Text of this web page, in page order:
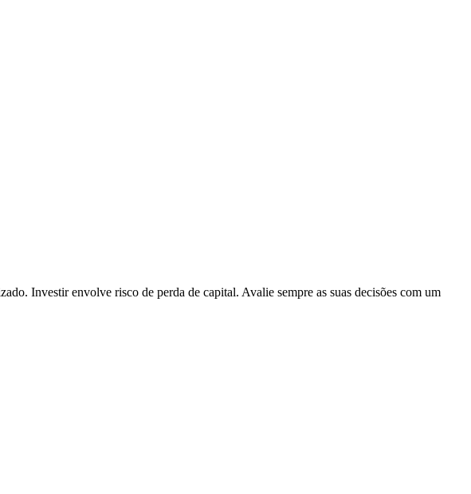
Investir envolve risco de perda de capital. Avalie sempre as suas decisões com um